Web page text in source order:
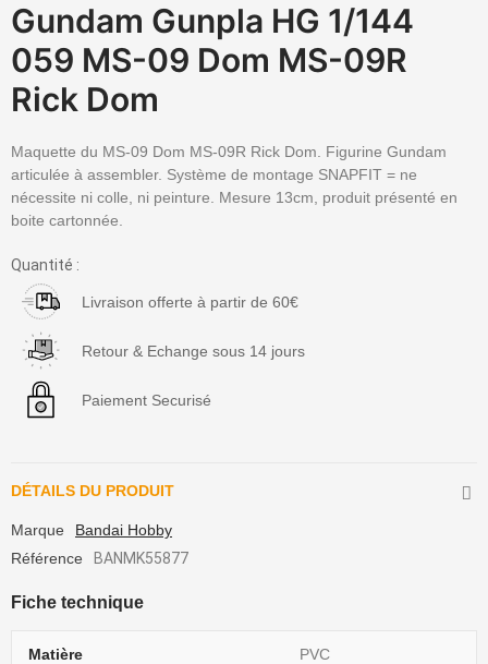
Gundam Gunpla HG 1/144
059 MS-09 Dom MS-09R
Rick Dom
Maquette du MS-09 Dom MS-09R Rick Dom. Figurine Gundam
articulée à assembler. Système de montage SNAPFIT = ne
nécessite ni colle, ni peinture. Mesure 13cm, produit présenté en
boite cartonnée.
Quantité :
Livraison offerte à partir de 60€
Retour & Echange sous 14 jours
Paiement Securisé
DÉTAILS DU PRODUIT
Marque
Bandai Hobby
Référence
BANMK55877
Fiche technique
Matière PVC